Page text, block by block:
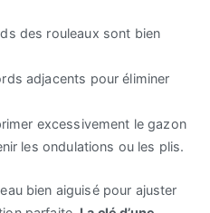
des rouleaux sont bien
adjacents pour éliminer
excessivement le gazon
les ondulations ou les plis.
bien aiguisé pour ajuster